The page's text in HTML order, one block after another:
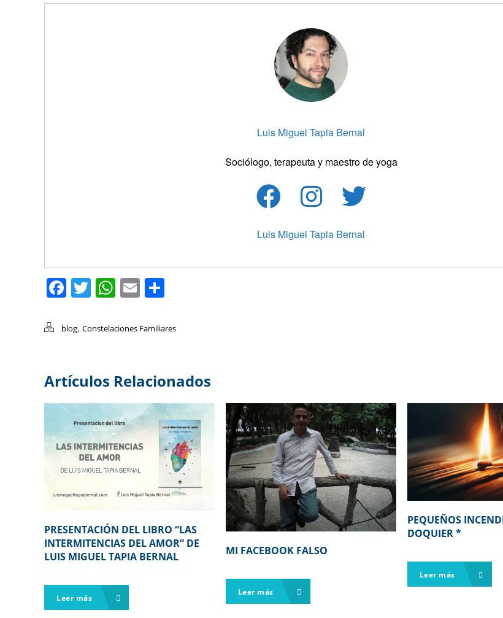
Luis Miguel Tapia Bernal
Sociólogo, terapeuta y maestro de yoga
Luis Miguel Tapia Bernal
Facebook
Twitter
WhatsApp
Email
blog, Constelaciones Familiares
Artículos Relacionados
PRESENTACIÓN DEL LIBRO “LAS
INTERMITENCIAS DEL AMOR” DE
LUIS MIGUEL TAPIA BERNAL
Leer más
MI FACEBOOK FALSO
Leer más
PEQUEÑOS
DOQUIER *
Leer más